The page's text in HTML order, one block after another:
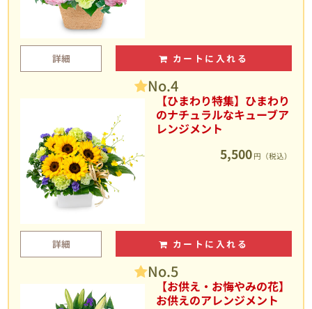
詳細 カートに入れる
No.4
【ひまわり特集】ひまわり
のナチュラルなキューブア
レンジメント
5,500 円（税込）
詳細 カートに入れる
No.5
【お供え・お悔やみの花】
お供えのアレンジメント